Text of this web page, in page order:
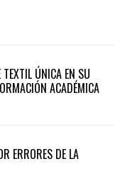
TEXTIL ÚNICA EN SU
ACADÉMICA
ERRORES DE LA